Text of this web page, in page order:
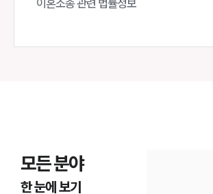
이혼소송 관련 법률정보
모든 분야
한 눈에 보기